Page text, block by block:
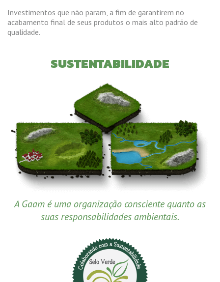
Investimentos que não param, a fim de garantirem no
acabamento final de seus produtos o mais alto padrão de
qualidade.
SUSTENTABILIDADE
A Gaam é uma organização consciente quanto as
suas responsabilidades ambientais.